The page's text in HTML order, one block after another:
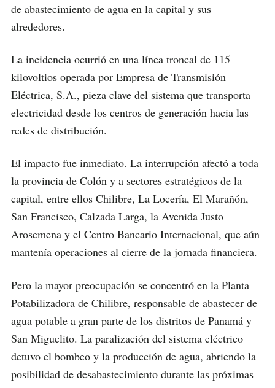
de abastecimiento de agua en la capital y sus
alrededores.
La incidencia ocurrió en una línea troncal de 115
kilovoltios operada por Empresa de Transmisión
Eléctrica, S.A., pieza clave del sistema que transporta
electricidad desde los centros de generación hacia las
redes de distribución.
El impacto fue inmediato. La interrupción afectó a toda
la provincia de Colón y a sectores estratégicos de la
capital, entre ellos Chilibre, La Locería, El Marañón,
San Francisco, Calzada Larga, la Avenida Justo
Arosemena y el Centro Bancario Internacional, que aún
mantenía operaciones al cierre de la jornada financiera.
Pero la mayor preocupación se concentró en la Planta
Potabilizadora de Chilibre, responsable de abastecer de
agua potable a gran parte de los distritos de Panamá y
San Miguelito. La paralización del sistema eléctrico
detuvo el bombeo y la producción de agua, abriendo la
posibilidad de desabastecimiento durante las próximas